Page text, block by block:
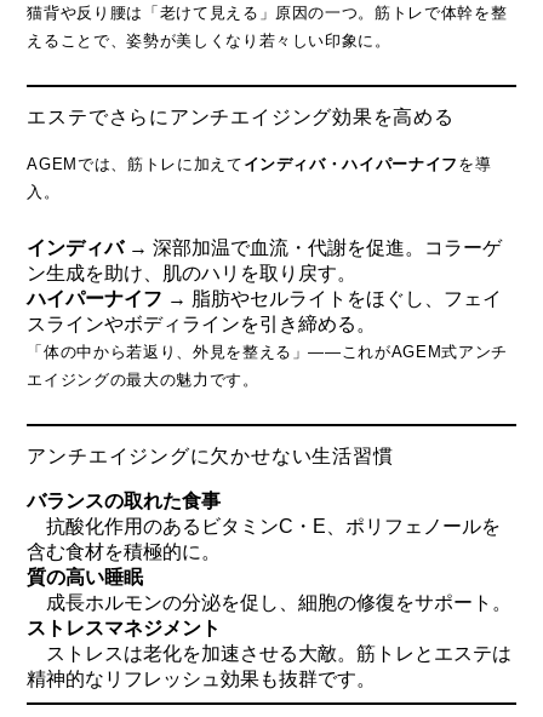
猫背や反り腰は「老けて見える」原因の一つ。筋トレで体幹を整
えることで、姿勢が美しくなり若々しい印象に。
エステでさらにアンチエイジング効果を高める
AGEMでは、筋トレに加えて インディバ・ハイパーナイフ を導
入。
インディバ→ 深部加温で血流・代謝を促進。コラーゲ
ン生成を助け、肌のハリを取り戻す。
ハイパーナイフ → 脂肪やセルライトをほぐし、フェイ
スラインやボディラインを引き締める。
「体の中から若返り、外見を整える」――これがAGEM式アンチ
エイジングの最大の魅力です。
アンチエイジングに欠かせない生活習慣
バランスの取れた食事
抗酸化作用のあるビタミンC・E、ポリフェノールを
含む食材を積極的に。
質の高い睡眠
成長ホルモンの分泌を促し、細胞の修復をサポート。
ストレスマネジメント
ストレスは老化を加速させる大敵。筋トレとエステは
精神的なリフレッシュ効果も抜群です。